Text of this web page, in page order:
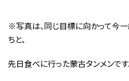
※写真は、同じ目標に向かって今
ちと、
先日食べに行った蒙古タンメンです